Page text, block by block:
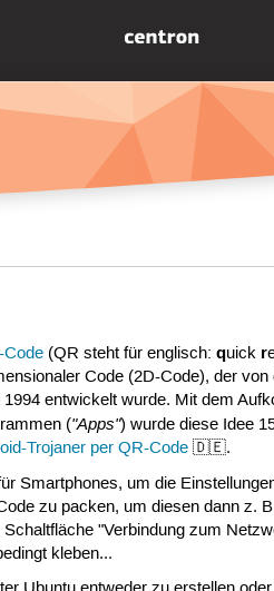
(QR steht für englisch: quick r
Code (2D-Code), der
1994 entwickelt wurde. Mit dem
("Apps") wurde diese Idee
Trojaner per QR-Code 🇩🇪.
Smartphones, um die
zu packen, um diesen dann z.
"Verbindung zum
kleben...